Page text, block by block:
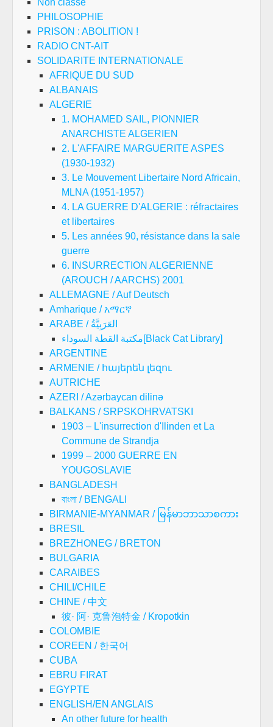
PHILOSOPHIE
PRISON : ABOLITION !
RADIO CNT-AIT
SOLIDARITE INTERNATIONALE
AFRIQUE DU SUD
ALBANAIS
ALGERIE
1. MOHAMED SAIL, PIONNIER
ANARCHISTE ALGERIEN
2. L'AFFAIRE MARGUERITE ASPES
(1930-1932)
3. Le Mouvement Libertaire Nord Africain,
MLNA (1951-1957)
4. LA GUERRE D'ALGERIE : réfractaires
et libertaires
5. Les années 90, résistance dans la sale
guerre
6. INSURRECTION ALGERIENNE
(AROUCH / AARCHS) 2001
ALLEMAGNE / Auf Deutsch
Amharique / አማርኛ
ARABE / العَرَبِيَّةُ
مكتبة القطة السوداء[Black Cat Library]
ARGENTINE
ARMENIE / հայերեն լեզու
AUTRICHE
AZERI / Azərbaycan dilinə
BALKANS / SRPSKOHRVATSKI
1903 – L'insurrection d'Ilinden et La
Commune de Strandja
1999 – 2000 GUERRE EN
YOUGOSLAVIE
BANGLADESH
বাংলা / BENGALI
BIRMANIE-MYANMAR / မြန်မာဘာသာစကား
BRESIL
BREZHONEG / BRETON
BULGARIA
CARAIBES
CHILI/CHILE
CHINE / 中文
彼· 阿· 克鲁泡特金 / Kropotkin
COLOMBIE
COREEN / 한국어
CUBA
EBRU FIRAT
EGYPTE
ENGLISH/EN ANGLAIS
An other future for health